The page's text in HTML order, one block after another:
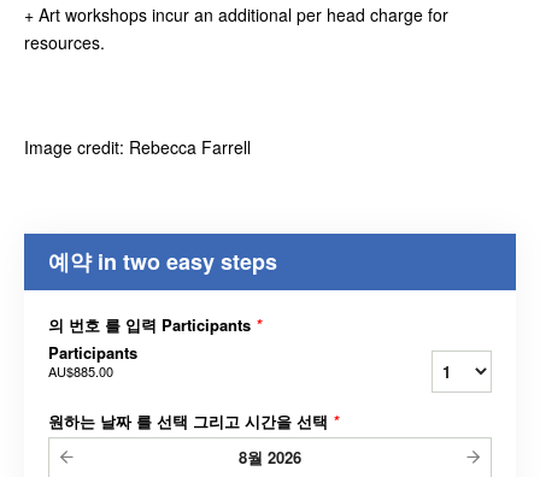
+ Art workshops incur an additional per head charge for
resources.
Image credit: Rebecca Farrell
예약 in two easy steps
의 번호 를 입력 Participants *
Participants
AU$885.00
원하는 날짜 를 선택 그리고 시간을 선택 *
8월 2026